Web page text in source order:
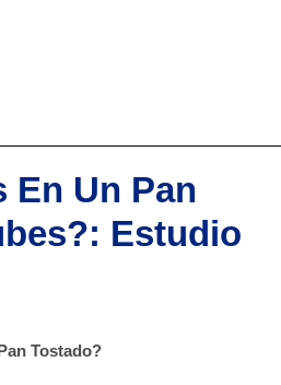
En Un Pan
Estudio
Tostado?